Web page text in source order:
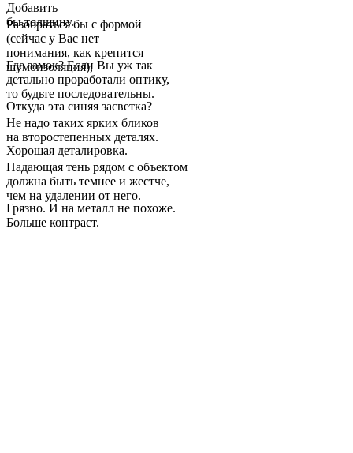
Добавить
бы толщину.
Разобраться бы с формой
(сейчас у Вас нет
понимания, как крепится
шумоизоляция),
Где замок? Если Вы уж так
детально проработали оптику,
то будьте последовательны.
Откуда эта синяя засветка?
Не надо таких ярких бликов
на второстепенных деталях.
Хорошая деталировка.
Падающая тень рядом с объектом
должна быть темнее и жестче,
чем на удалении от него.
Грязно. И на металл не похоже.
Больше контраст.